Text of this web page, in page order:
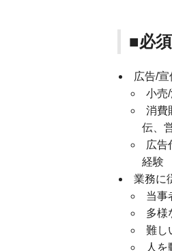
■必
広告/
小売
消費
伝、
広告
経験
業務に
当事
多様
難し
人を